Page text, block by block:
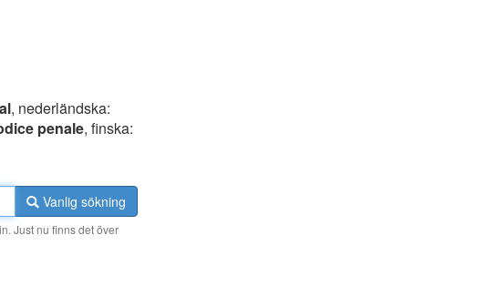
, nederländska:
penale, finska:
Vanlig sökning
Just nu finns det över